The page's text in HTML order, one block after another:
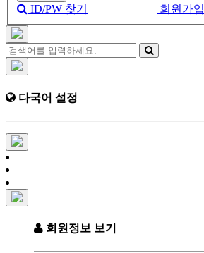
회원가입
ID/PW 찾기
다국어 설정
회원정보 보기